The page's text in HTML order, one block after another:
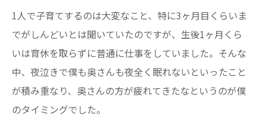
1人で子育てするのは大変なこと、特に3ヶ月目くらいま
でがしんどいとは聞いていたのですが、生後1ヶ月くら
いは育休を取らずに普通に仕事をしていました。そんな
中、夜泣きで僕も奥さんも夜全く眠れないといったこと
が積み重なり、奥さんの方が疲れてきたなというのが僕
のタイミングでした。